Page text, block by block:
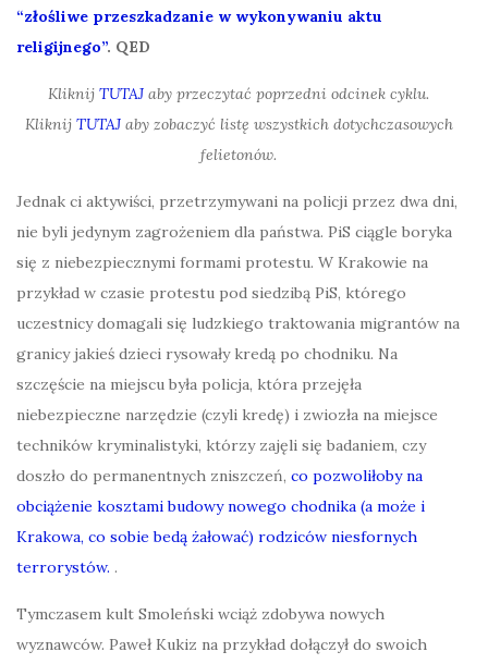
“złośliwe przeszkadzanie w wykonywaniu aktu
religijnego”. QED
Kliknij TUTAJ aby przeczytać poprzedni odcinek cyklu.
Kliknij TUTAJaby zobaczyć listę wszystkich dotychczasowych
felietonów.
Jednak ci aktywiści, przetrzymywani na policji przez dwa dni,
nie byli jedynym zagrożeniem dla państwa. PiS ciągle boryka
się z niebezpiecznymi formami protestu. W Krakowie na
przykład w czasie protestu pod siedzibą PiS, którego
uczestnicy domagali się ludzkiego traktowania migrantów na
granicy jakieś dzieci rysowały kredą po chodniku. Na
szczęście na miejscu była policja, która przejęła
niebezpieczne narzędzie (czyli kredę) i zwiozła na miejsce
techników kryminalistyki, którzy zajęli się badaniem, czy
doszło do permanentnych zniszczeń, co pozwoliłoby na
obciążenie kosztami budowy nowego chodnika (a może i
Krakowa, co sobie bedą żałować) rodziców niesfornych
terrorystów. .
Tymczasem kult Smoleński wciąż zdobywa nowych
wyznawców. Paweł Kukiz na przykład dołączył do swoich